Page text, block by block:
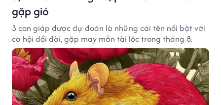
gặp gió
3 con giáp được dự đoán là những cái tên nổi bật với
cơ hội đổi đời, gặp may mắn tài lộc trong tháng 8.